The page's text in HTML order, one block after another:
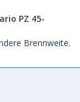
PZ 45-
Brennweite.